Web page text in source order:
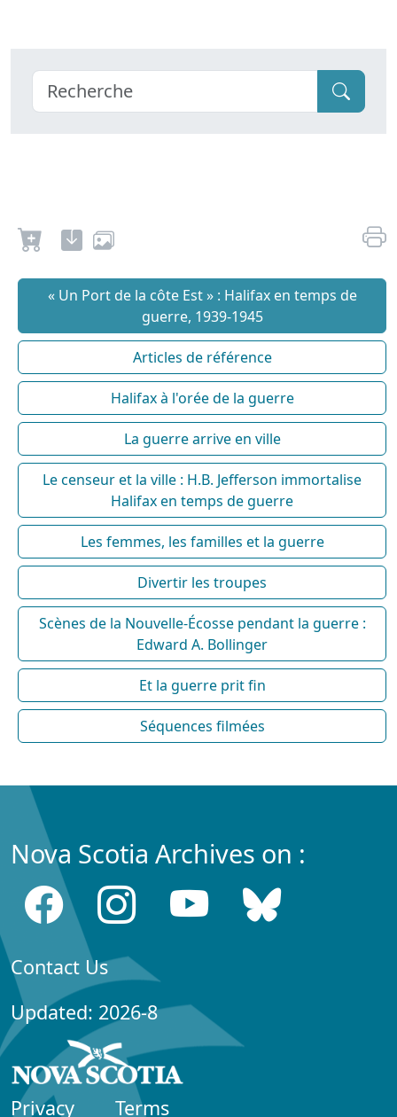
« Un Port de la côte Est » : Halifax en temps de
guerre, 1939-1945
Articles de référence
Halifax à l'orée de la guerre
La guerre arrive en ville
Le censeur et la ville : H.B. Jefferson immortalise
Halifax en temps de guerre
Les femmes, les familles et la guerre
Divertir les troupes
Scènes de la Nouvelle-Écosse pendant la guerre :
Edward A. Bollinger
Et la guerre prit fin
Séquences filmées
Nova Scotia Archives on :
Contact Us
Updated: 2026-8
Privacy Terms